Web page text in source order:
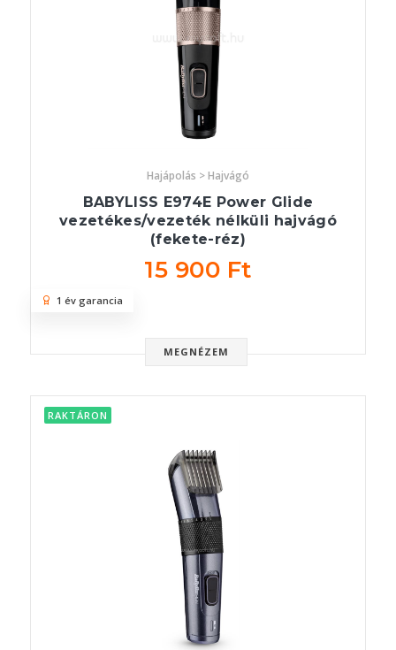
Hajápolás > Hajvágó
BABYLISS E974E Power Glide
vezetékes/vezeték nélküli hajvágó
(fekete-réz)
15 900 Ft
MEGNÉZEM
1 év garancia
RAKTÁRON